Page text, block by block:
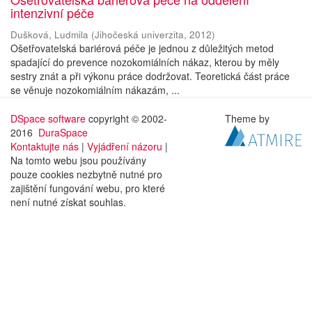
intenzivní péče
Dušková, Ludmila (Jihočeská univerzita, 2012)
Ošetřovatelská bariérová péče je jednou z důležitých metod
spadající do prevence nozokomiálních nákaz, kterou by měly
sestry znát a při výkonu práce dodržovat. Teoretická část práce
se věnuje nozokomiálním nákazám, ...
DSpace software copyright © 2002-
2016 DuraSpace
Kontaktujte nás | Vyjádření názoru |
Na tomto webu jsou používány
pouze cookies nezbytně nutné pro
zajištění fungování webu, pro které
není nutné získat souhlas.
Theme by